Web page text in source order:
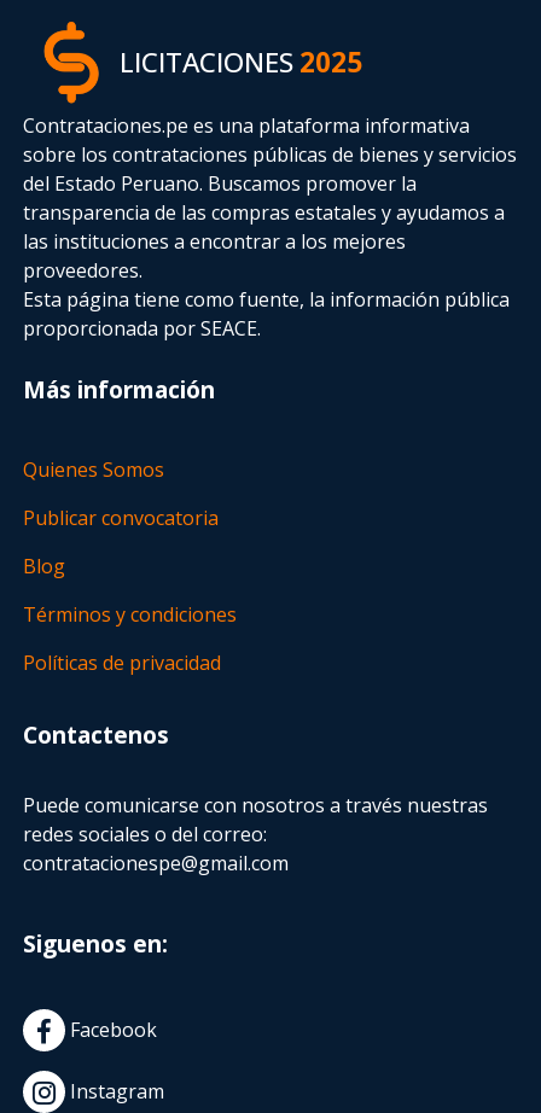
LICITACIONES2025
Contrataciones.pe es una plataforma informativa
sobre los contrataciones públicas de bienes y servicios
del Estado Peruano. Buscamos promover la
transparencia de las compras estatalesy ayudamos a
las instituciones a encontrar a los mejores
proveedores.
Esta página tiene como fuente, la información pública
proporcionada por SEACE.
Más información
Quienes Somos
Publicar convocatoria
Blog
Términos y condiciones
Políticas de privacidad
Contactenos
Puede comunicarse con nosotros a través nuestras
redes sociales o del correo:
contratacionespe@gmail.com
Siguenos en:
Facebook
Instagram